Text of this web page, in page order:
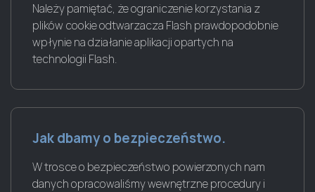
Należy pamiętać, że ograniczenie korzystania z
plików cookie odtwarzacza Flash prawdopodobnie
wpłynie na działanie aplikacji opartych na
technologii Flash.
Jak dbamy o bezpieczeństwo.
W trosce o bezpieczeństwo powierzonych nam
danych opracowaliśmy wewnętrzne procedury i